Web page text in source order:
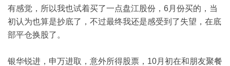
有感觉，所以我也试着买了一点盘江股份， 6月份买的，当
初认为也算是抄底了，不过最终我还是感受到了失望，在底
部平仓换股了。
银华锐进，申万进取，意外所得股票， 10月初在和朋友聚餐